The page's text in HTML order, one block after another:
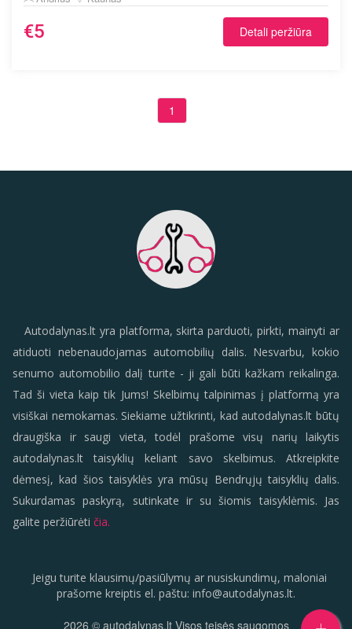
€5 Detali peržiūra
1
Autodalynas.lt yra platforma, skirta parduoti, pirkti, mainyti ar
atiduoti nebenaudojamas automobilių dalis. Nesvarbu, kokio
senumo automobilio dalį turite - ji gali būti kažkam reikalinga.
Tad ši vieta kaip tik Jums! Skelbimų talpinimas į platformą yra
visiškai nemokamas. Siekiame užtikrinti, kad autodalynas.lt būtų
draugiška ir saugi vieta, todėl prašome visų narių laikytis
autodalynas.lt taisyklių keliant savo skelbimus. Atkreipkite
dėmesį, kad šios taisyklės yra mūsų Bendrųjų taisyklių dalis.
Sukurdamas paskyrą, sutinkate ir su šiomis taisyklėmis. Jas
galite peržiūrėti čia.
Jeigu turite klausimų/pasiūlymų ar nusiskundimų, maloniai
prašome kreiptis el. paštu: info@autodalynas.lt.
2026 © autodalynas.lt Visos teisės saugomos